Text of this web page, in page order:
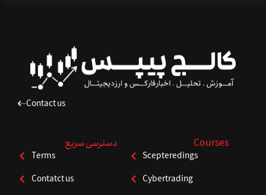
Contact us
دسترسی سریع
Terms
Contatct us
Courses
Scepteredings
Cybertrading